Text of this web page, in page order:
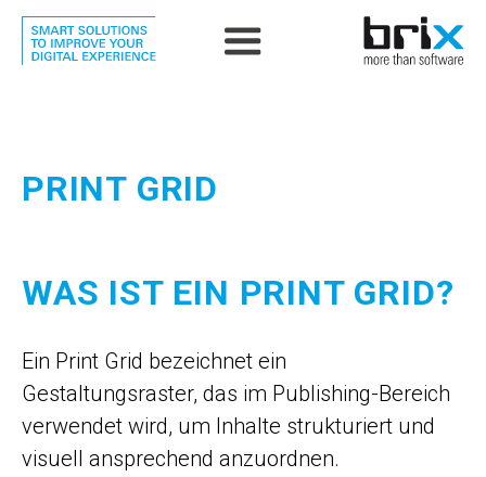
PRINT GRID
WAS IST EIN PRINT GRID?
Ein Print Grid bezeichnet ein
Gestaltungsraster, das im Publishing-Bereich
verwendet wird, um Inhalte strukturiert und
visuell ansprechend anzuordnen.